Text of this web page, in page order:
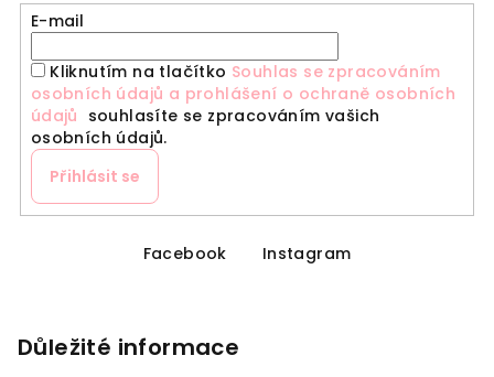
E-mail
Kliknutím na tlačítko Souhlas se zpracováním
osobních údajů a prohlášení o ochraně osobních
údajů souhlasíte se zpracováním vašich
osobních údajů.
Přihlásit se
Facebook Instagram
Důležité informace